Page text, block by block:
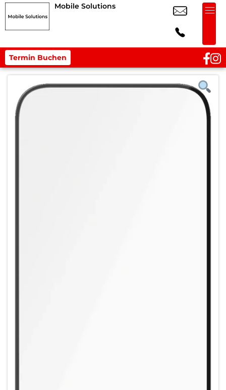
Mobile Solutions
Termin Buchen